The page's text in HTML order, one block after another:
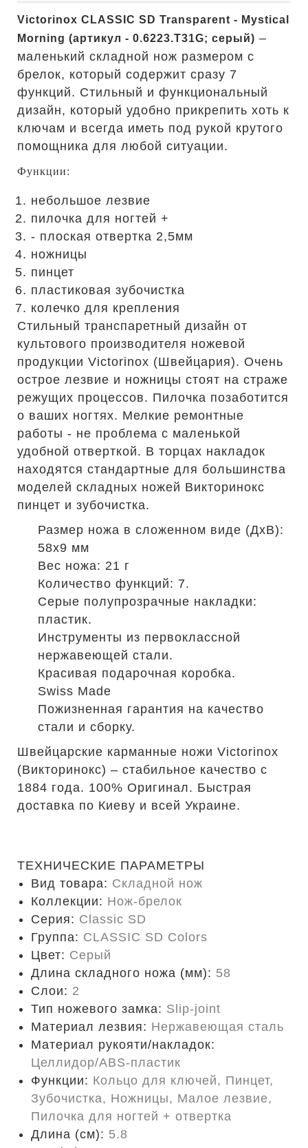
Victorinox CLASSIC SD Transparent - Mystical
Morning (артикул - 0.6223.T31G; серый) –
маленький складной нож размером с
брелок, который содержит сразу 7
функций. Стильный и функциональный
дизайн, который удобно прикрепить хоть к
ключам и всегда иметь под рукой крутого
помощника для любой ситуации.
Функции:
небольшое лезвие
пилочка для ногтей +
- плоская отвертка 2,5мм
ножницы
пинцет
пластиковая зубочистка
колечко для крепления
Стильный транспаретный дизайн от
культового производителя ножевой
продукции Victorinox (Швейцария). Очень
острое лезвие и ножницы стоят на страже
режущих процессов. Пилочка позаботится
о ваших ногтях. Мелкие ремонтные
работы - не проблема с маленькой
удобной отверткой. В торцах накладок
находятся стандартные для большинства
моделей складных ножей Викторинокс
пинцет и зубочистка.
Размер ножа в сложенном виде (ДхВ):
58х9 мм
Вес ножа: 21 г
Количество функций: 7.
Серые полупрозрачные накладки:
пластик.
Инструменты из первоклассной
нержавеющей стали.
Красивая подарочная коробка.
Swiss Made
Пожизненная гарантия на качество
стали и сборку.
Швейцарские карманные ножи Victorinox
(Викторинокс) – стабильное качество с
1884 года. 100% Оригинал. Быстрая
доставка по Киеву и всей Украине.
ТЕХНИЧЕСКИЕ ПАРАМЕТРЫ
Вид товара: Складной нож
Коллекции: Нож-брелок
Серия: Classic SD
Группа: CLASSIC SD Colors
Цвет: Серый
Длина складного ножа (мм): 58
Слои: 2
Тип ножевого замка: Slip-joint
Материал лезвия: Нержавеющая сталь
Материал рукояти/накладок:
Целлидор/ABS-пластик
Функции: Кольцо для ключей, Пинцет,
Зубочистка, Ножницы, Малое лезвие,
Пилочка для ногтей + отвертка
Длина (cм): 5.8